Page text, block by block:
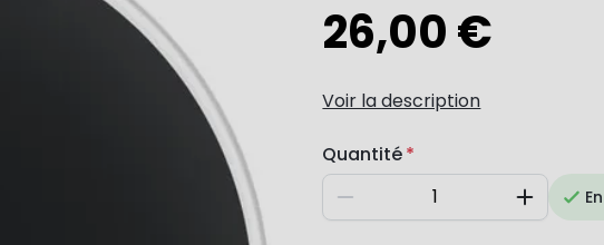
26,00 €
Voir la description
Quantité
Diminuer